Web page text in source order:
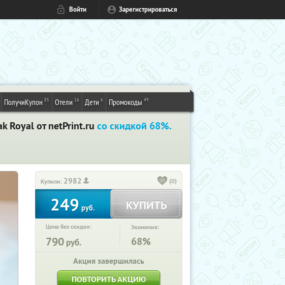
Войти Зарегистрироваться
ПолучиКупон 85 Отели 16 Дети 6 Промокоды 49
Royal от netPrint.ru со скидкой 68%.
Купили: 2982 (0)
249 руб. КУПИТЬ
Цена без скидки:
790 руб.
Экономия:
68%
Акция завершилась
ПОВТОРИТЬ АКЦИЮ